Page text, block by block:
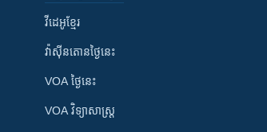
វីដេអូ​ខ្មែរ
វ៉ាស៊ីនតោន​ថ្ងៃ​នេះ
VOA ថ្ងៃនេះ
VOA ​វិទ្យាសាស្ត្រ